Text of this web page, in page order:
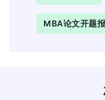
MBA论文开题